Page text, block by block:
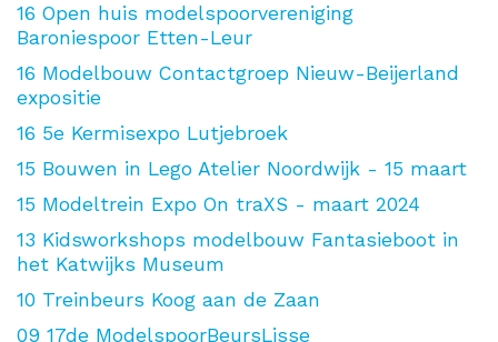
16 Open huis modelspoorvereniging
Baroniespoor Etten-Leur
16 Modelbouw Contactgroep Nieuw-Beijerland
expositie
16 5e Kermisexpo Lutjebroek
15 Bouwen in Lego Atelier Noordwijk - 15 maart
15 Modeltrein Expo On traXS - maart 2024
13 Kidsworkshops modelbouw Fantasieboot in
het Katwijks Museum
10 Treinbeurs Koog aan de Zaan
09 17de ModelspoorBeursLisse